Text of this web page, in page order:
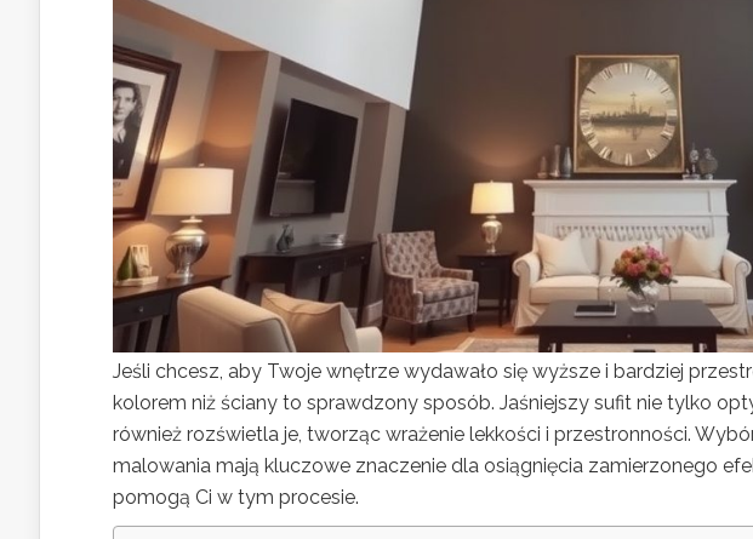
Jeśli chcesz, aby Twoje wnętrze wydawało się wyższe i bardziej
kolorem niż ściany to sprawdzony sposób. Jaśniejszy sufit nie tylko
również rozświetla je, tworząc wrażenie lekkości i przestronności.
malowania mają kluczowe znaczenie dla osiągnięcia zamierzonego
pomogą Ci w tym procesie.